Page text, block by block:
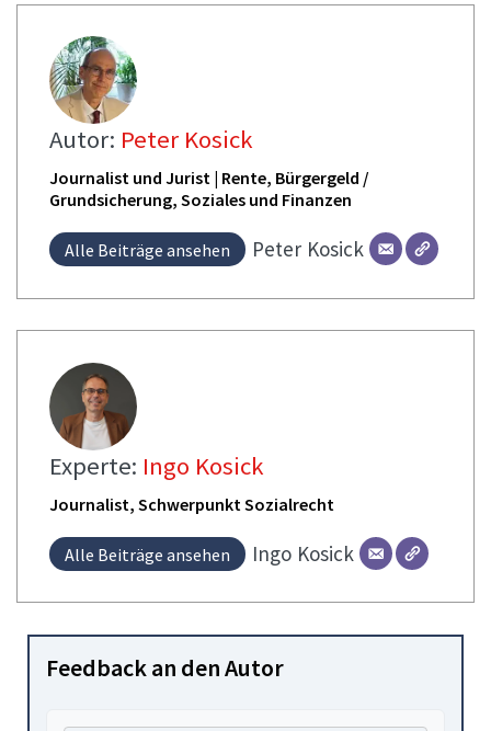
Autor: Peter Kosick
Journalist und Jurist | Rente, Bürgergeld /
Grundsicherung, Soziales und Finanzen
Alle Beiträge ansehen Peter Kosick
Experte: Ingo Kosick
Journalist, Schwerpunkt Sozialrecht
Alle Beiträge ansehen Ingo Kosick
Feedback an den Autor